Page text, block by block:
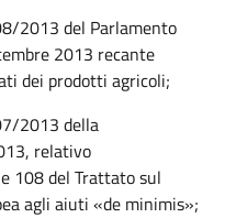
2013 del Parlamento
2013 recante
dei prodotti agricoli;
2013 della
relativo
108 del Trattato sul
agli aiuti «de minimis»;